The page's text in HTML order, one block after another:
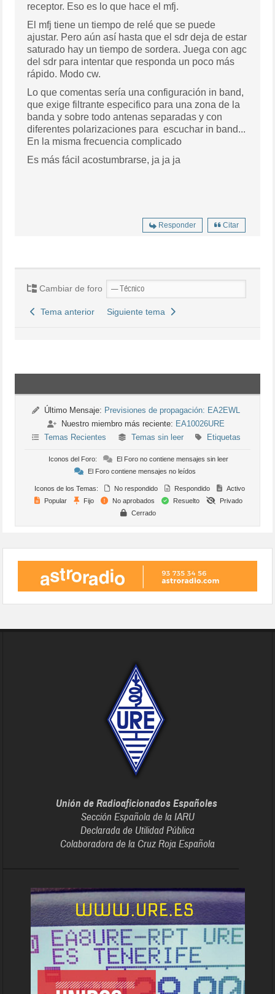
receptor. Eso es lo que hace el mfj.
El mfj tiene un tiempo de relé que se puede
ajustar. Pero aún así hasta que el sdr deja de estar
saturado hay un tiempo de sordera. Juega con agc
del sdr para intentar que responda un poco más
rápido. Modo cw.
Lo que comentas sería una configuración in band,
que exige filtrante especifico para una zona de la
banda y sobre todo antenas separadas y con
diferentes polarizaciones para escuchar in band...
En la misma frecuencia complicado
Es más fácil acostumbrarse, ja ja ja
Responder Citar
Cambiar de foro
Tema anterior Siguiente tema
Último Mensaje: Previsiones de propagación: EA2EWL
Nuestro miembro más reciente: EA10026URE
Temas Recientes
Temas sin leer Etiquetas
Iconos del Foro:
El Foro no contiene mensajes sin leer
El Foro contiene mensajes no leídos
Iconos de los Temas: No respondido Respondido
Activo
Popular
Fijo No aprobados Resuelto
Privado
Cerrado
Unión de Radioaficionados Españoles
Sección Española de la IARU
Declarada de Utilidad Pública
Colaboradora de la Cruz Roja Española